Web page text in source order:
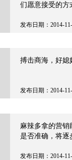
们愿意接受的方
发布日期：2014-
搏击商海，好媳
发布日期：2014-
麻辣多拿的营
是否准确，将逐
发布日期：2014-